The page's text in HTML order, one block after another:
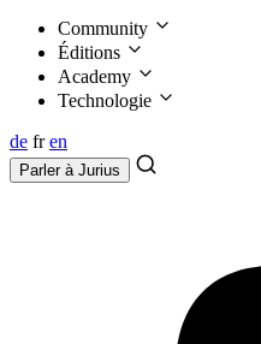
Community
Éditions
Academy
Technologie
de fr en
Parler à Jurius